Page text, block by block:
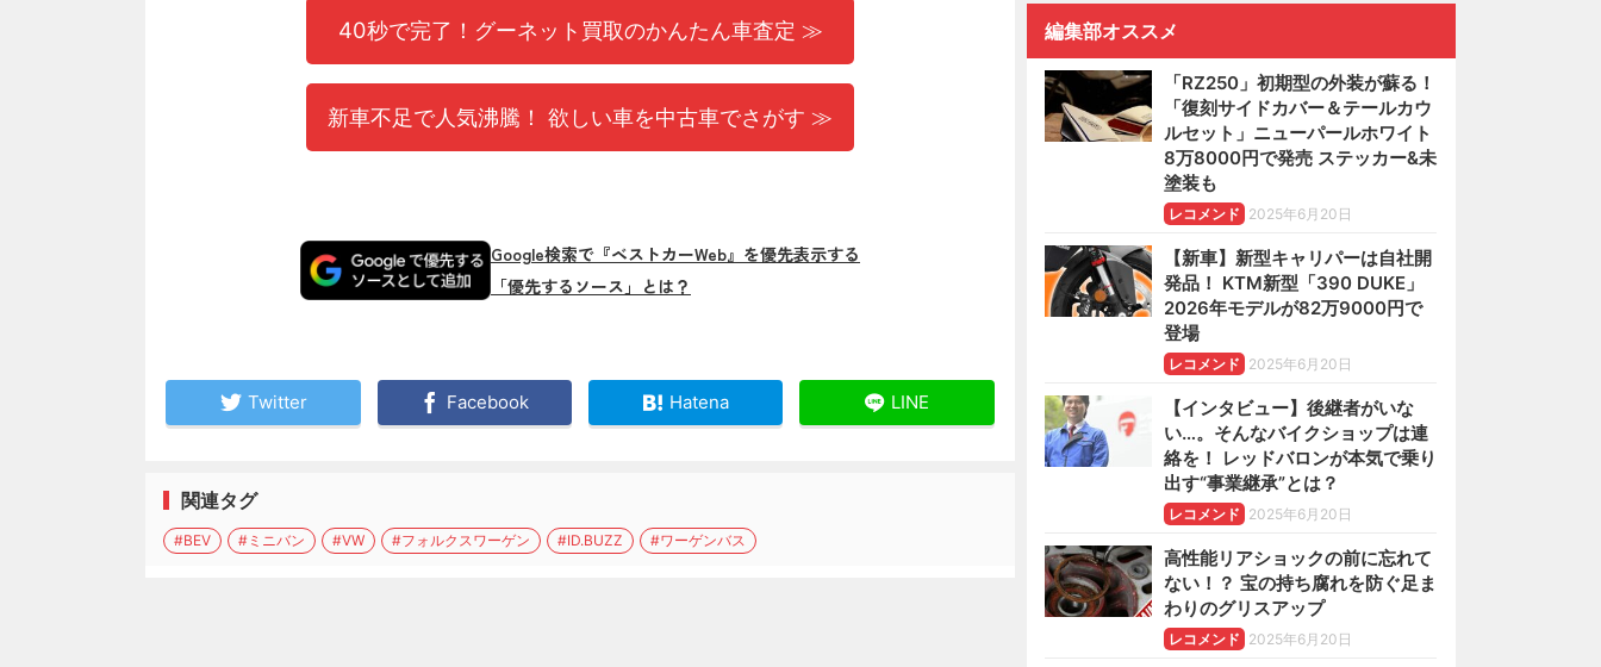
40秒で完了！グーネット買取のかんたん車査定 ≫
新車不足で人気沸騰！ 欲しい車を中古車でさがす ≫
Google検索で『ベストカーWeb』を優先表示する
「優先するソース」とは？
Twitter Facebook Hatena LINE
関連タグ
#BEV #ミニバン #VW #フォルクスワーゲン #ID.BUZZ #ワーゲンバス
編集部オススメ
「RZ250」初期型の外装が蘇る！
「復刻サイドカバー＆テールカウ
ルセット」ニューパールホワイト
8万8000円で発売 ステッカー&未
塗装も
レコメンド 2025年6月20日
【新車】新型キャリパーは自社開
発品！ KTM新型「390 DUKE」
2026年モデルが82万9000円で
登場
レコメンド 2025年6月20日
【インタビュー】後継者がいな
い…。そんなバイクショップは連
絡を！ レッドバロンが本気で乗り
出す“事業継承”とは？
レコメンド 2025年6月20日
高性能リアショックの前に忘れて
ない！？ 宝の持ち腐れを防ぐ足ま
わりのグリスアップ
レコメンド 2025年6月20日